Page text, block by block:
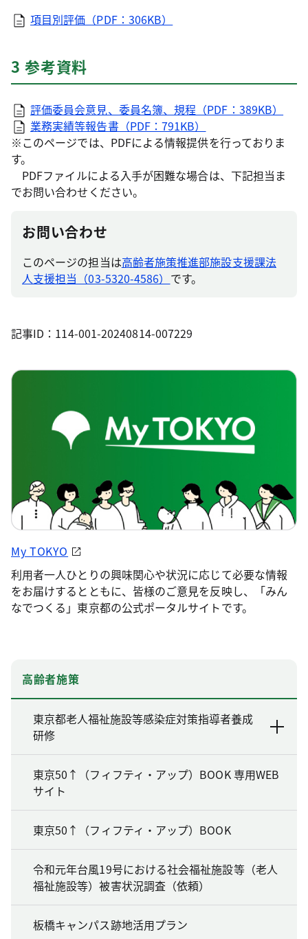
項目別評価（PDF：306KB）
3 参考資料
評価委員会意見、委員名簿、規程（PDF：389KB）
業務実績等報告書（PDF：791KB）
※このページでは、PDFによる情報提供を行っておりま
す。
PDFファイルによる入手が困難な場合は、下記担当ま
でお問い合わせください。
お問い合わせ
このページの担当は高齢者施策推進部施設支援課法
人支援担当（03-5320-4586） です。
記事ID：114-001-20240814-007229
My TOKYO
利用者一人ひとりの興味関心や状況に応じて必要な情報
をお届けするとともに、皆様のご意見を反映し、「みん
なでつくる」東京都の公式ポータルサイトです。
高齢者施策
東京都老人福祉施設等感染症対策指導者養成
研修
東京50↑（フィフティ・アップ）BOOK 専用WEB
サイト
東京50↑（フィフティ・アップ）BOOK
令和元年台風19号における社会福祉施設等（老人
福祉施設等）被害状況調査（依頼）
板橋キャンパス跡地活用プラン